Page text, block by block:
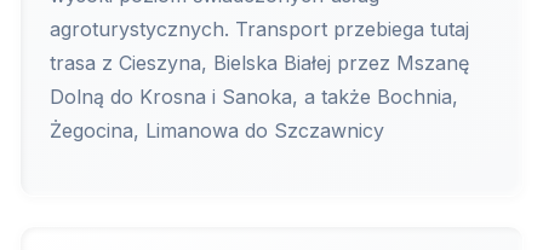
agroturystycznych. Transport przebiega tutaj
trasa z Cieszyna, Bielska Białej przez Mszanę
Dolną do Krosna i Sanoka, a także Bochnia,
Żegocina, Limanowa do Szczawnicy